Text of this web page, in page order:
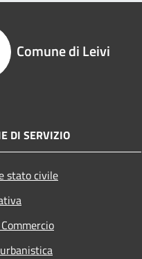
Comune di Leivi
DI SERVIZIO
stato civile